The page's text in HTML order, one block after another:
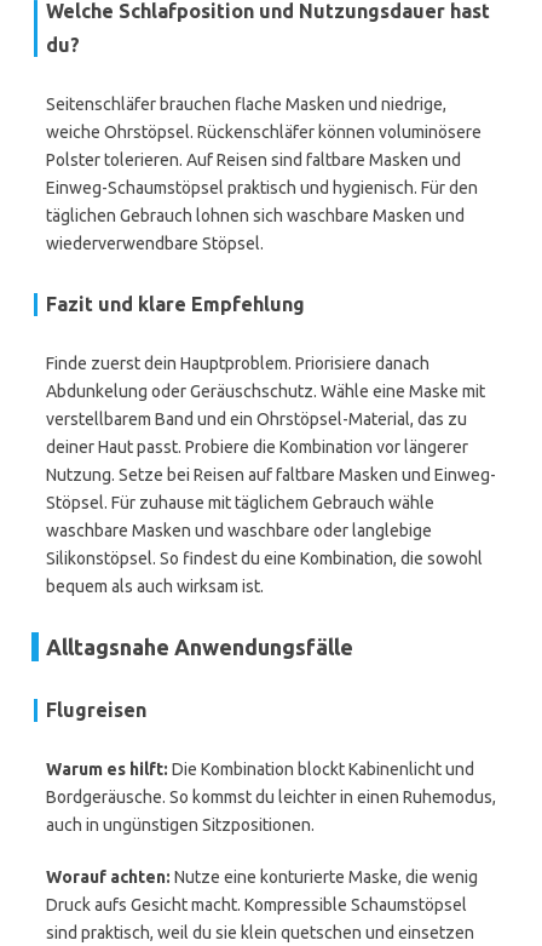
Welche Schlafposition und Nutzungsdauer hast
du?
Seitenschläfer brauchen flache Masken und niedrige,
weiche Ohrstöpsel. Rückenschläfer können voluminösere
Polster tolerieren. Auf Reisen sind faltbare Masken und
Einweg-Schaumstöpsel praktisch und hygienisch. Für den
täglichen Gebrauch lohnen sich waschbare Masken und
wiederverwendbare Stöpsel.
Fazit und klare Empfehlung
Finde zuerst dein Hauptproblem. Priorisiere danach
Abdunkelung oder Geräuschschutz. Wähle eine Maske mit
verstellbarem Band und ein Ohrstöpsel-Material, das zu
deiner Haut passt. Probiere die Kombination vor längerer
Nutzung. Setze bei Reisen auf faltbare Masken und Einweg-
Stöpsel. Für zuhause mit täglichem Gebrauch wähle
waschbare Masken und waschbare oder langlebige
Silikonstöpsel. So findest du eine Kombination, die sowohl
bequem als auch wirksam ist.
Alltagsnahe Anwendungsfälle
Flugreisen
Warum es hilft: Die Kombination blockt Kabinenlicht und
Bordgeräusche. So kommst du leichter in einen Ruhemodus,
auch in ungünstigen Sitzpositionen.
Worauf achten: Nutze eine konturierte Maske, die wenig
Druck aufs Gesicht macht. Kompressible Schaumstöpsel
sind praktisch, weil du sie klein quetschen und einsetzen